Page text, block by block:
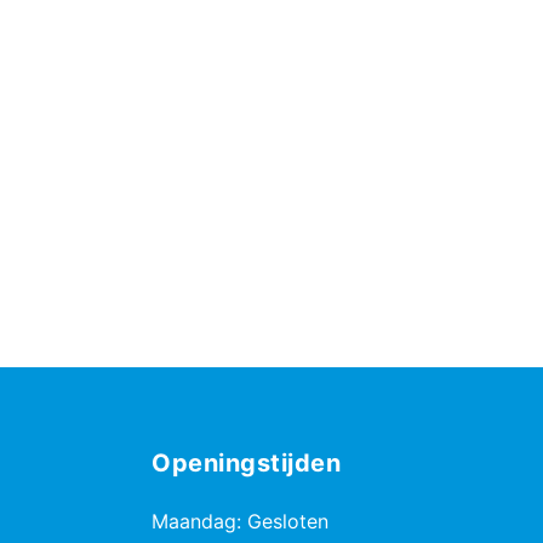
Openingstijden
Maandag: Gesloten